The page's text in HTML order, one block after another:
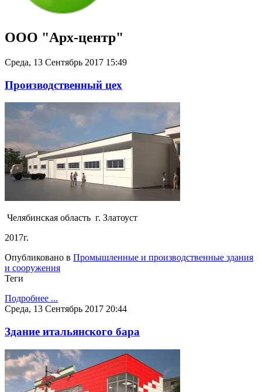
ООО "Арх-центр"
Среда, 13 Сентябрь 2017 15:49
Производственный цех
Челябинская область г. Златоуст
2017г.
Опубликовано в Промышленные и производственные здания
и сооружения
Теги
Подробнее ...
Среда, 13 Сентябрь 2017 20:44
Здание итальянского бара